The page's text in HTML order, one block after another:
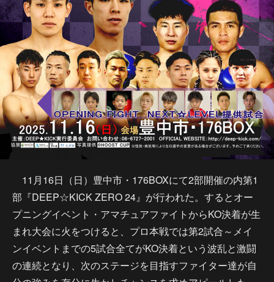
11月16日（日）豊中市・176BOXにて2部開催の内第1
部『DEEP☆KICK ZERO 24』が行われた。するとオー
プニングイベント・アマチュアファイトからKO決着が生
まれ大会に火をつけると、プロ本戦では第2試合～メイ
ンイベントまでの5試合全てがKO決着という波乱と激闘
の連続となり、次のステージを目指すファイター達が自